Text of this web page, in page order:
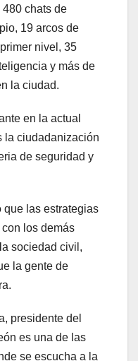
chats de
19 arcos de
nivel, 35
y más de
la ciudad.
en la actual
la ciudadanización
de seguridad y
que las estrategias
los demás
sociedad civil,
la gente de
presidente del
es una de las
se escucha a la